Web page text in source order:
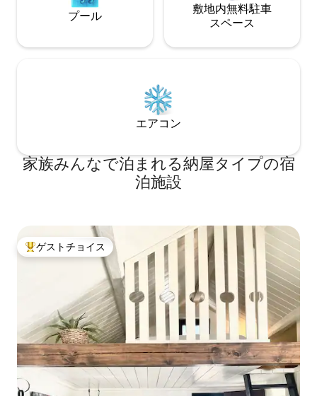
プール
敷地内無料駐⁠車
ス⁠ペ⁠ー⁠ス
エアコン
家族みんなで泊まれる納屋タイプの宿
泊施設
大好評のゲストチョイスです。
ゲストチョイス